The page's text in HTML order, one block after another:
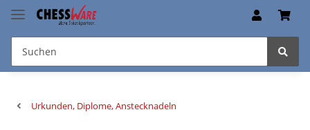
Urkunden, Diplome, Anstecknadeln